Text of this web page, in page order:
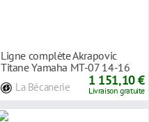
Ligne complète Akrapovic
Titane Yamaha MT-07 14-16
La Bécanerie 1 151,10 €
Livraison gratuite